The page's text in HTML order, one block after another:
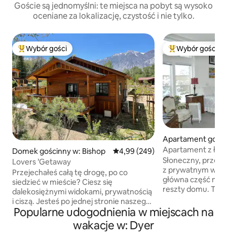
Goście są jednomyślni: te miejsca na pobyt są wysoko
oceniane za lokalizację, czystość i nie tylko.
Najpopularniejsze z kategorii Wybór gości
Wybór gości
Domek gościnny w: Bishop Średnia ocena: 4,99 na 5, liczba
4,99 (249)
Lovers ’Getaway
Przejechałeś całą tę drogę, po co
siedzieć w mieście? Ciesz się
dalekosiężnymi widokami, prywatnością
i ciszą. Jesteś po jednej stronie naszego
organicznego ogrodu i sadu, my
jesteśmy po drugiej. Ten pensjonat
został zaprojektowany z myślą o Twoich
Wybór gości
Apartament
shop
Apartament z
domu
Słoneczny,
z prywatnym
główna część
reszty domu.
lodówką i mikrofalówką.
hydromasażem i
Popularne udogodnienia w miejscach na
wakacje w: Dyer